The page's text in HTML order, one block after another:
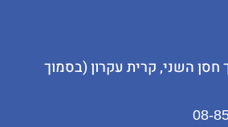
חסן השני, קרית עקרון (בסמוך